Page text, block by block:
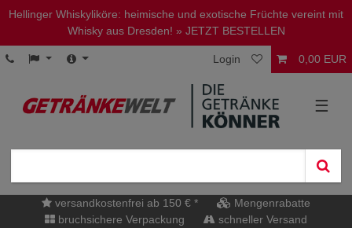
Hellinger Whiskyliköre: heimische und exotische Früchte vereint mit
Whisky aus Dresden! » JETZT BESTELLEN
Login 0,00 EUR
☰
versandkostenfrei ab 150 € *
Mengenrabatte
bruchsichere Verpackung
schneller Versand